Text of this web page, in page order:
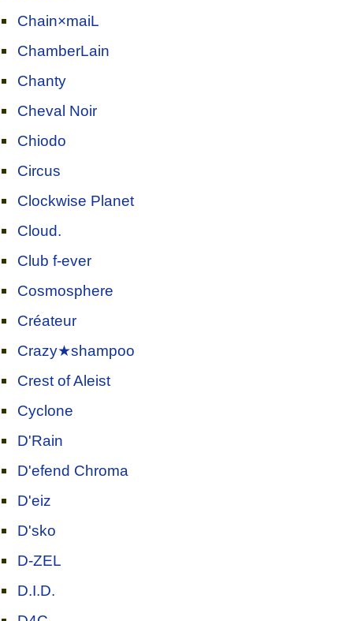
Chain×maiL
ChamberLain
Chanty
Cheval Noir
Chiodo
Circus
Clockwise Planet
Cloud.
Club f-ever
Cosmosphere
Créateur
Crazy★shampoo
Crest of Aleist
Cyclone
D'Rain
D'efend Chroma
D'eiz
D'sko
D-ZEL
D.I.D.